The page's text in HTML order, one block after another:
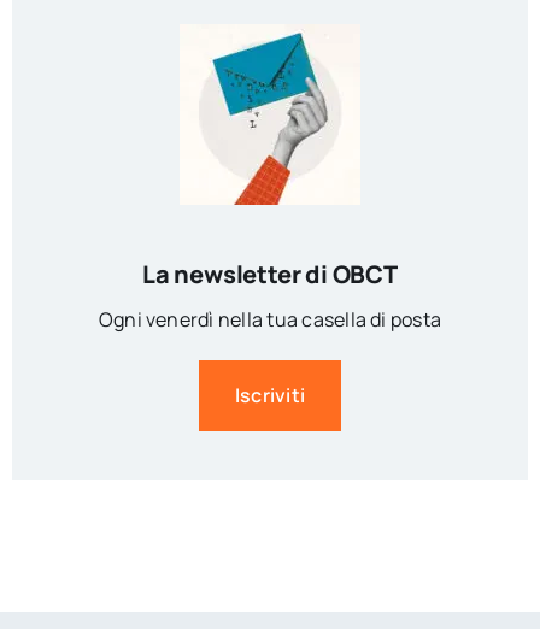
La newsletter di OBCT
Ogni venerdì nella tua casella di posta
Iscriviti